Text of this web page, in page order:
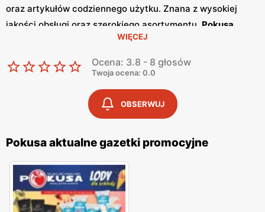
oraz artykułów codziennego użytku. Znana z wysokiej
jakości obsługi oraz szerokiego asortymentu, Pokusa
zdobyła uznanie wśród klientów ceniących sobie wygodne
zakupy w przystępnych cenach. Dzięki stałej obecności na
polskim rynku, sieć ta zbudowała silną markę, której
zaufały tysiące konsumentów. Jednym z istotnych
elementów wyróżniającychPokusasą regularnie
gazetki promocyjne. Publikowane co dwa
tygodnie,
gazetkite informują klientów o najnowszych
i obniżkach cen, dzięki czemu mogą oni
planować swoje zakupy w sposób bardziej ekonomiczny.
Każdagazetkazawiera szczegółowe opisy produktów
dostępnych w ofercie promocyjnej oraz atrakcyjne oferty
WIĘCEJ
Ocena: 3.8 - 8 głosów
Twoja ocena: 0.0
OBSERWUJ
Pokusa aktualne gazetki promocyjne